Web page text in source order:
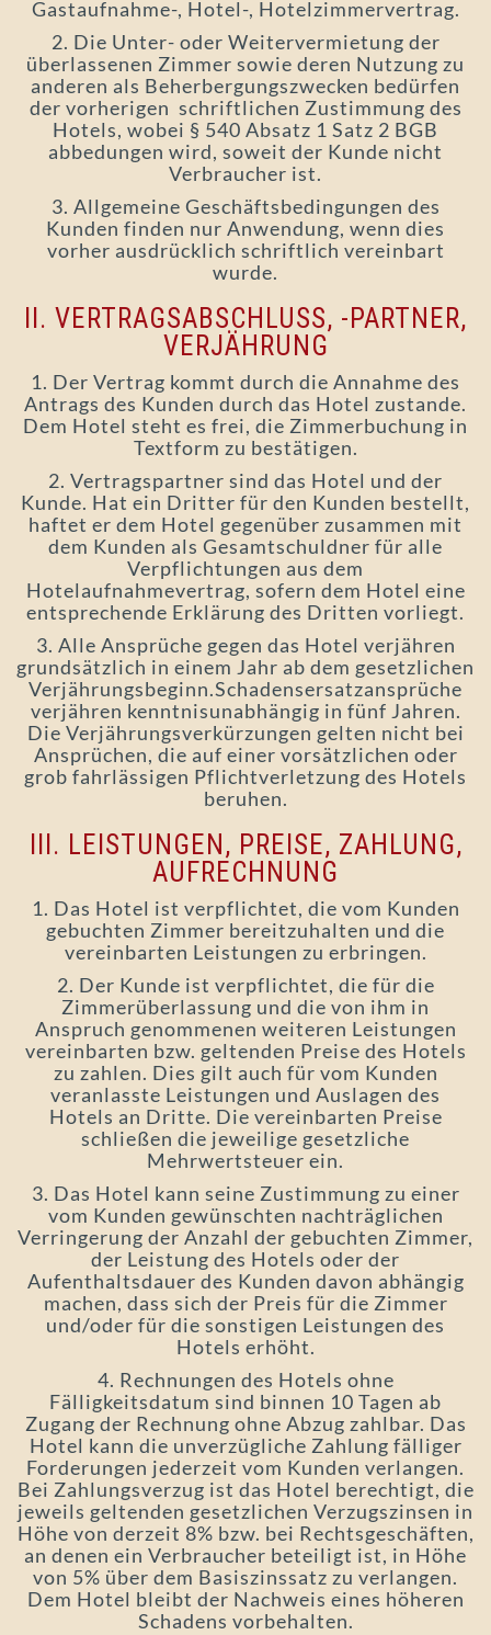
Gastaufnahme-, Hotel-, Hotelzimmervertrag.
2. Die Unter- oder Weitervermietung der
überlassenen Zimmer sowie deren Nutzung zu
anderen als Beherbergungszwecken bedürfen
der vorherigen schriftlichen Zustimmung des
Hotels, wobei § 540 Absatz 1 Satz 2 BGB
abbedungen wird, soweit der Kunde nicht
Verbraucher ist.
3. Allgemeine Geschäftsbedingungen des
Kunden finden nur Anwendung, wenn dies
vorher ausdrücklich schriftlich vereinbart
wurde.
II. VERTRAGSABSCHLUSS, -PARTNER,
VERJÄHRUNG
1. Der Vertrag kommt durch die Annahme des
Antrags des Kunden durch das Hotel zustande.
Dem Hotel steht es frei, die Zimmerbuchung in
Textform zu bestätigen.
2. Vertragspartner sind das Hotel und der
Kunde. Hat ein Dritter für den Kunden bestellt,
haftet er dem Hotel gegenüber zusammen mit
dem Kunden als Gesamtschuldner für alle
Verpflichtungen aus dem
Hotelaufnahmevertrag, sofern dem Hotel eine
entsprechende Erklärung des Dritten vorliegt.
3. Alle Ansprüche gegen das Hotel verjähren
grundsätzlich in einem Jahr ab dem gesetzlichen
Verjährungsbeginn.Schadensersatzansprüche
verjähren kenntnisunabhängig in fünf Jahren.
Die Verjährungsverkürzungen gelten nicht bei
Ansprüchen, die auf einer vorsätzlichen oder
grob fahrlässigen Pflichtverletzung des Hotels
beruhen.
III. LEISTUNGEN, PREISE, ZAHLUNG,
AUFRECHNUNG
1. Das Hotel ist verpflichtet, die vom Kunden
gebuchten Zimmer bereitzuhalten und die
vereinbarten Leistungen zu erbringen.
2. Der Kunde ist verpflichtet, die für die
Zimmerüberlassung und die von ihm in
Anspruch genommenen weiteren Leistungen
vereinbarten bzw. geltenden Preise des Hotels
zu zahlen. Dies gilt auch für vom Kunden
veranlasste Leistungen und Auslagen des
Hotels an Dritte. Die vereinbarten Preise
schließen die jeweilige gesetzliche
Mehrwertsteuer ein.
3. Das Hotel kann seine Zustimmung zu einer
vom Kunden gewünschten nachträglichen
Verringerung der Anzahl der gebuchten Zimmer,
der Leistung des Hotels oder der
Aufenthaltsdauer des Kunden davon abhängig
machen, dass sich der Preis für die Zimmer
und/oder für die sonstigen Leistungen des
Hotels erhöht.
4. Rechnungen des Hotels ohne
Fälligkeitsdatum sind binnen 10 Tagen ab
Zugang der Rechnung ohne Abzug zahlbar. Das
Hotel kann die unverzügliche Zahlung fälliger
Forderungen jederzeit vom Kunden verlangen.
Bei Zahlungsverzug ist das Hotel berechtigt, die
jeweils geltenden gesetzlichen Verzugszinsen in
Höhe von derzeit 8% bzw. bei Rechtsgeschäften,
an denen ein Verbraucher beteiligt ist, in Höhe
von 5% über dem Basiszinssatz zu verlangen.
Dem Hotel bleibt der Nachweis eines höheren
Schadens vorbehalten.